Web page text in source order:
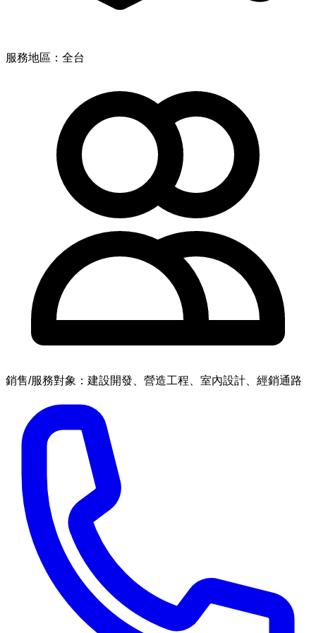
服務地區：全台
銷售/服務對象：建設開發、營造工程、室內設計、經銷通路